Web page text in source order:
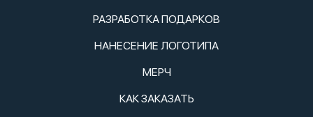
РАЗРАБОТКА ПОДАРКОВ
НАНЕСЕНИЕ ЛОГОТИПА
МЕРЧ
КАК ЗАКАЗАТЬ